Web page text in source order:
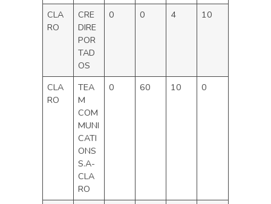
CLA
RO
CRE
DIRE
POR
TAD
OS
0 0 4 10
CLA
RO
TEA
M
COM
MUNI
CATI
ONS
S.A-
CLA
RO
0 60 10 0